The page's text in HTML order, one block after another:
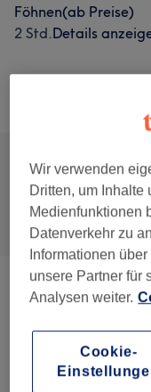
Föhnen(ab Preise)
2 Std.Details
Alle
Haarentfernung ( 4)
Herren -
)
Wir verwenden
Dritten, um Inhalte
Medienfunktionen
Datenverkehr zu
Informationen
unsere Partner für
Analysen weiter.
Cookie-